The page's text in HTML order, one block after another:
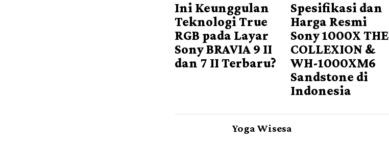
Ini Keunggulan
Teknologi True
RGB pada Layar
Sony BRAVIA 9 II
dan 7 II Terbaru?
Spesifikasi dan
Harga Resmi
Sony 1000X THE
COLLEXION &
WH-1000XM6
Sandstone di
Indonesia
Yoga Wisesa